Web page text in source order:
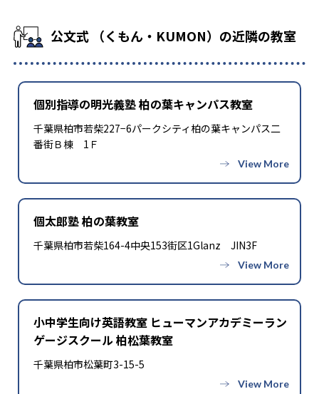
公文式 （くもん・KUMON）の近隣の教室
個別指導の明光義塾 柏の葉キャンパス教室
千葉県柏市若柴227−6パークシティ柏の葉キャンパス二
番街Ｂ棟 1Ｆ
個太郎塾 柏の葉教室
千葉県柏市若柴164-4中央153街区1Glanz JIN3F
小中学生向け英語教室 ヒューマンアカデミーラン
ゲージスクール 柏松葉教室
千葉県柏市松葉町3-15-5